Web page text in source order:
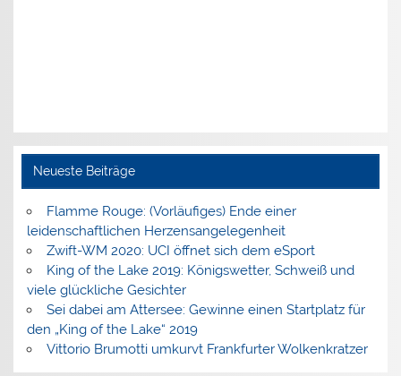
Neueste Beiträge
Flamme Rouge: (Vorläufiges) Ende einer
leidenschaftlichen Herzensangelegenheit
Zwift-WM 2020: UCI öffnet sich dem eSport
King of the Lake 2019: Königswetter, Schweiß und
viele glückliche Gesichter
Sei dabei am Attersee: Gewinne einen Startplatz für
den „King of the Lake“ 2019
Vittorio Brumotti umkurvt Frankfurter Wolkenkratzer